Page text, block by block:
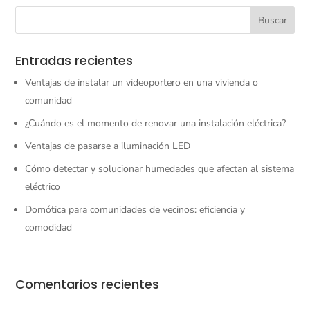
Entradas recientes
Ventajas de instalar un videoportero en una vivienda o
comunidad
¿Cuándo es el momento de renovar una instalación eléctrica?
Ventajas de pasarse a iluminación LED
Cómo detectar y solucionar humedades que afectan al sistema
eléctrico
Domótica para comunidades de vecinos: eficiencia y
comodidad
Comentarios recientes